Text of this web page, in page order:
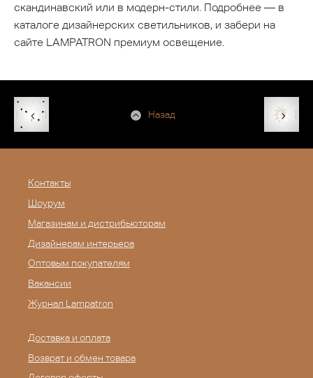
скандинавский или в модерн-стили. Подробнее — в
каталоге дизайнерских светильников, и забери на
сайте LAMPATRON премиум освещение.
Назад
Контакты
Шоурум
Магазинам и дистрибьюторам
Дизайнерам интерьера
Оптовым покупателям
Вакансии
Журнал Lampatron
Доставка и оплата
Возврат и обмен товара